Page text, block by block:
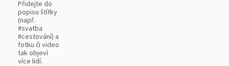
Přidejte do
popisu štítky
(např.
#svatba
#cestování) a
fotku či video
tak objeví
více lidí.